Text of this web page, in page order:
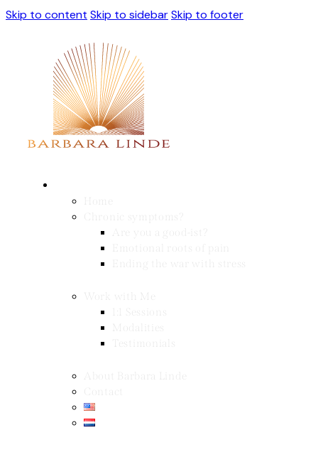
Skip to content Skip to sidebarSkip to footer
Chronic symptoms?
Are you a good-ist?
Emotional roots of pain
Ending the war with stress
Work with Me
1:1 Sessions
Modalities
About Barbara Linde